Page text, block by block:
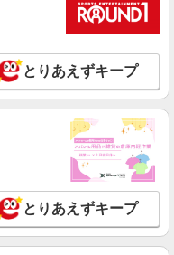
とりあえずキープ
とりあえずキープ